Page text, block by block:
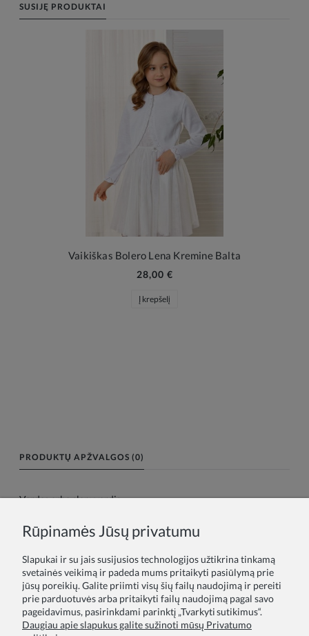
SUSIJĘ PRODUKTAI
Vaikiškas Bolero Lena Kremine Balta
28,00 €
Į krepšelį
PRODUKTŲ APŽVALGOS (0)
Vardas arba slapyvardis:
Rūpinamės Jūsų privatumu
Slapukai ir su jais susijusios technologijos užtikrina tinkamą
svetainės veikimą ir padeda mums pritaikyti pasiūlymą prie
jūsų poreikių. Galite priimti visų šių failų naudojimą ir pereiti
prie parduotuvės arba pritaikyti failų naudojimą pagal savo
pageidavimus, pasirinkdami parinktį „Tvarkyti sutikimus“.
Daugiau apie slapukus galite sužinoti mūsų Privatumo